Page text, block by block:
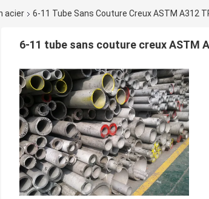
acier 6-11 Tube Sans Couture Creux ASTM A312
6-11 tube sans couture creux ASTM